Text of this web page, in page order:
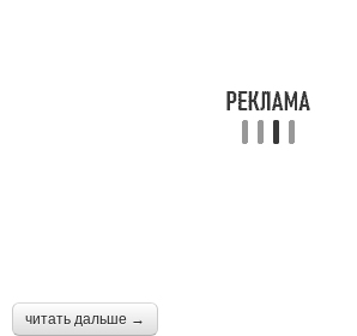
читать дальше →